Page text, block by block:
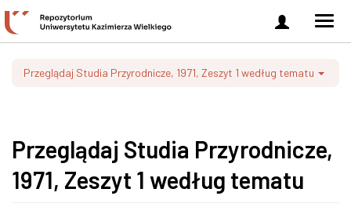
Zaloguj
się
Przeglądaj Studia Przyrodnicze, 1971, Zeszyt 1 według tematu
Przeglądaj Studia Przyrodnicze,
1971, Zeszyt 1 według tematu